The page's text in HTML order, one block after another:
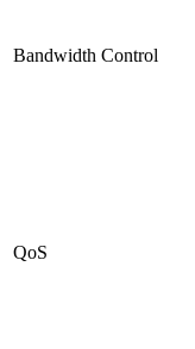
Bandwidth Control
QoS